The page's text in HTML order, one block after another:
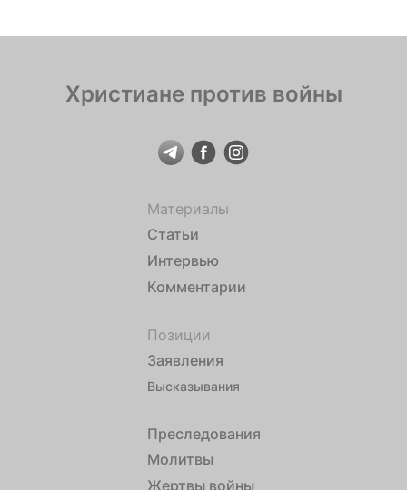
Христиане против войны
Материалы
Статьи
Интервью
Комментарии
Позиции
Заявления
Высказывания
Преследования
Молитвы
Жертвы войны